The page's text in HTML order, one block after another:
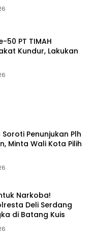
50 PT TIMAH
Kundur, Lakukan
Penunjukan Plh
Minta Wali Kota Pilih
Narkoba!
Deli Serdang
di Batang Kuis